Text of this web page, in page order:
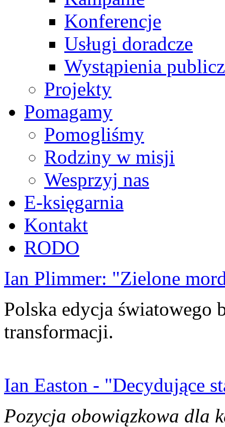
Konferencje
Usługi doradcze
Wystąpienia
Projekty
Pomagamy
Pomogliśmy
Rodziny w misji
Wesprzyj nas
E-księgarnia
Kontakt
RODO
Ian Plimmer: "Zielone
Polska edycja światowego
transformacji.
Ian Easton - "Decydujące
Pozycja obowiązkowa dla